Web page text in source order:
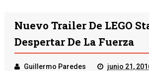
Nuevo Trailer De LEGO
Despertar De La Fuerza
Guillermo Paredes junio 21,